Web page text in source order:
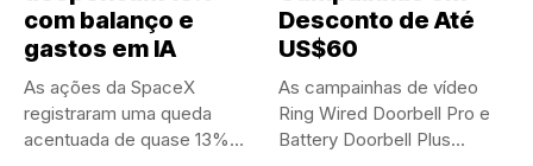
com balanço e
gastos em IA
As ações da SpaceX
registraram uma queda
acentuada de quase 13%
Desconto de Até
US$60
As campainhas de vídeo
Ring Wired Doorbell Pro e
Battery Doorbell Plus...